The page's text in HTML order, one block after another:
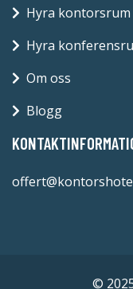
Hyra
Hyra
Om oss
Blogg
©